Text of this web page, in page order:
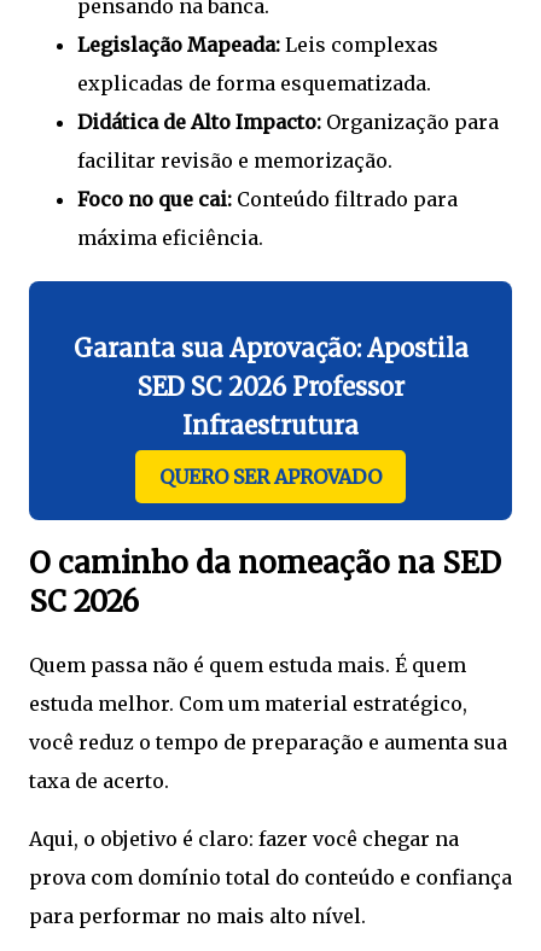
pensando na banca.
Legislação Mapeada: Leis complexas
explicadas de forma esquematizada.
Didática de Alto Impacto: Organização para
facilitar revisão e memorização.
Foco no que cai: Conteúdo filtrado para
máxima eficiência.
Garanta sua Aprovação: Apostila
SED SC 2026 Professor
Infraestrutura
QUERO SER APROVADO
O caminho da nomeação na SED
SC 2026
Quem passa não é quem estuda mais. É quem
estuda melhor. Com um material estratégico,
você reduz o tempo de preparação e aumenta sua
taxa de acerto.
Aqui, o objetivo é claro: fazer você chegar na
prova com domínio total do conteúdo e confiança
para performar no mais alto nível.